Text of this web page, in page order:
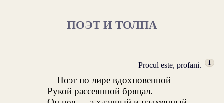
ПОЭТ И ТОЛПА
Procul este, profani. 1
Поэт по лире вдохновенной
Рукой рассеянной бряцал.